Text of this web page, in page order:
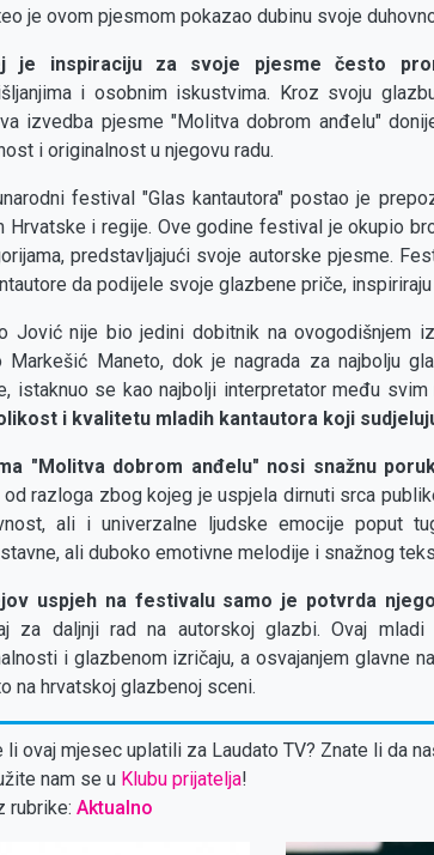
je ovom pjesmom pokazao dubinu svoje
je inspiraciju za svoje pjesme često
i osobnim iskustvima. Kroz svoju
izvedba pjesme "Molitva dobrom anđelu"
i originalnost u njegovu radu.
festival "Glas kantautora" postao je
Hrvatske i regije. Ove godine festival je okupio
predstavljajući svoje autorske pjesme.
da podijele svoje glazbene priče,
Jović nije bio jedini dobitnik na ovogodišnjem
Markešić Maneto, dok je nagrada za najbolju
istaknuo se kao najbolji interpretator među svim
i kvalitetu mladih kantautora koji
"Molitva dobrom anđelu" nosi snažnu
od razloga zbog kojeg je uspjela dirnuti srca
ali i univerzalne ljudske emocije poput
ali duboko emotivne melodije i snažnog
uspjeh na festivalu samo je potvrda
za daljnji rad na autorskoj glazbi. Ovaj
i glazbenom izričaju, a osvajanjem glavne
na hrvatskoj glazbenoj sceni.
li ovaj mjesec uplatili za Laudato TV? Znate li da
nam se u Klubu prijatelja!
rubrike: Aktualno